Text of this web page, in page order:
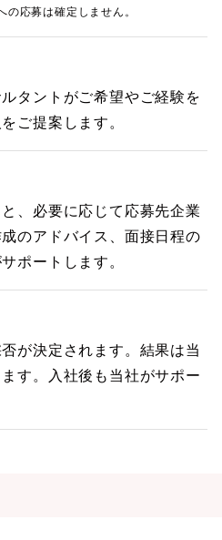
応募は確定しません。
タントがご希望やご経験を
ご提案します。
、必要に応じて応募先企業
のアドバイス、面接日程の
ポートします。
が決定されます。結果は当
す。入社後も当社がサポー